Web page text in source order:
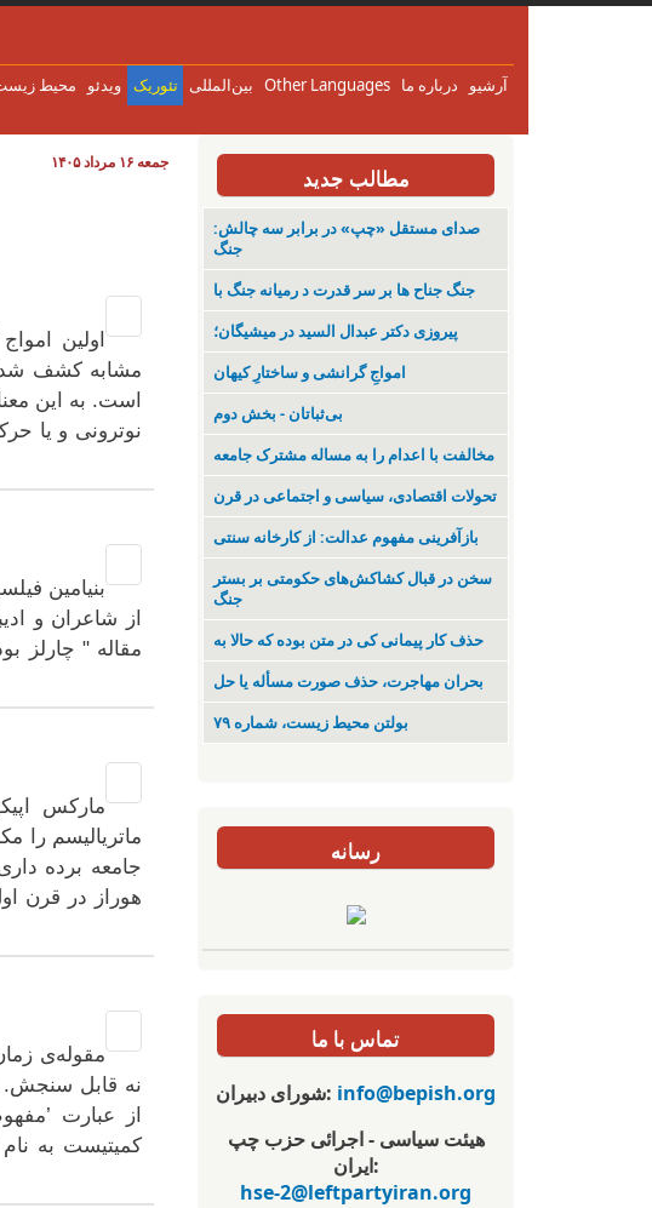
محیط ویدئو تئوریک بین‌المللی Other Languages درباره ما آرشیو
جمعه ۱۶ مرداد ۱۴۰۵
اولین
مشابه کشف
است. به این
نوترونی و یا
بنیامین
مقاله " چارلز
مارکس
ماتریالیسم را
هوراز در قرن
مقوله‌ی
نه قابل سنجش.
از عبارت
مطالب جدید
صدای مستقل «چپ» در برابر سه چالش:
جنگ
جنگ جناح ها بر سر قدرت د رمیانە جنگ با
پیروزی دکتر عبدال السید در میشیگان؛
‌امواجِ گرانشی و ساختارِ کیهان
بی‌ثباتان - بخش دوم
مخالفت با اعدام را به مساله مشترک جامعه
تحولات اقتصادی، سیاسی و اجتماعی در قرن
بازآفرینی مفهوم عدالت: از کارخانه سنتی
سخن در قبال کشاکش‌های حکومتی بر بستر
جنگ
حذف کار پیمانی کی در متن بودە کە حالا بە
بحران مهاجرت‌، حذف صورت مسأله یا حل
بولتن محیط زیست، شماره ۷۹
رسانه
تماس با ما
شورای دبیران: info@bepish.org
هیئت سیاسی - اجرائی حزب چپ
ایران:
hse-2@leftpartyiran.org